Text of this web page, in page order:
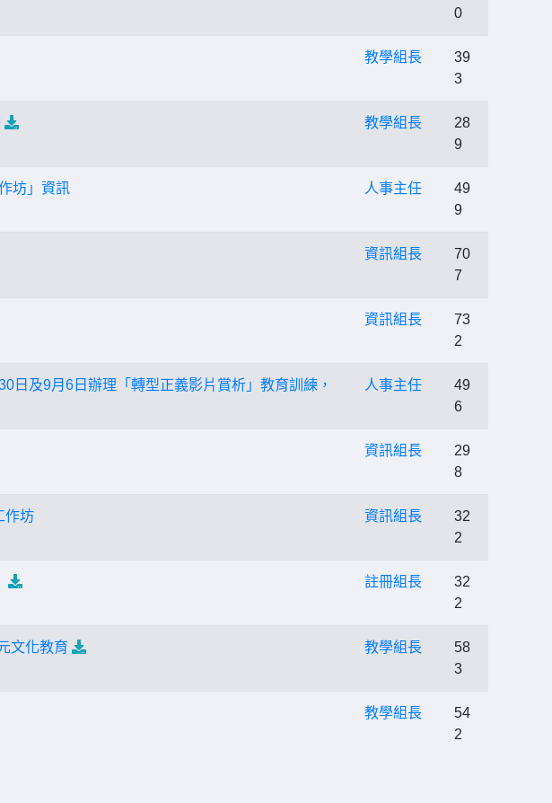
0
教學組長
39
3
教學組長
28
9
坊」資訊 人事主任
49
9
資訊組長
70
7
資訊組長
73
2
日及9月6日辦理「轉型正義影片賞析」教育訓練，
人事主任
49
6
資訊組長
29
8
作坊 資訊組長
32
2
註冊組長
32
2
文化教育 教學組長
58
3
教學組長
54
2